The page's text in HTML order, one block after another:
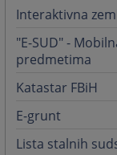
Interaktivna
"E-SUD" -
predmetima
Katastar FBiH
E-grunt
Lista stalnih